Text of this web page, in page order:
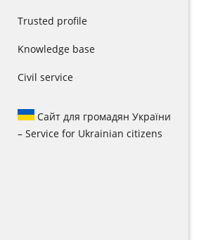
Trusted profile
Knowledge base
Civil service
Сайт для громадян України
– Service for Ukrainian citizens